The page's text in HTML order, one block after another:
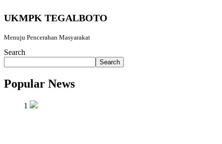
UKMPK TEGALBOTO
Menuju Pencerahan Masyarakat
Search
Search
Popular News
1